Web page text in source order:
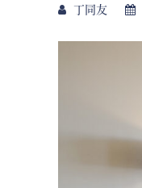
丁同友